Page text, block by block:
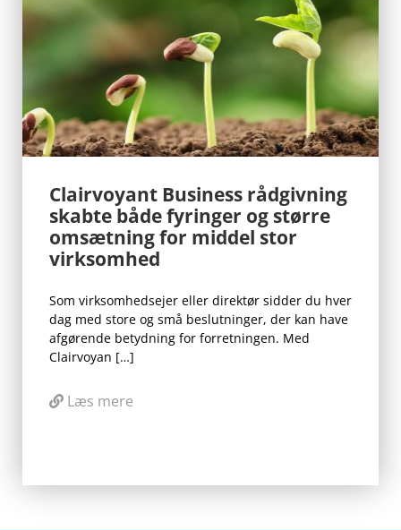
Clairvoyant Business rådgivning
skabte både fyringer og større
omsætning for middel stor
virksomhed
Som virksomhedsejer eller direktør sidder du hver
dag med store og små beslutninger, der kan have
afgørende betydning for forretningen. Med
Clairvoyan […]
Læs mere